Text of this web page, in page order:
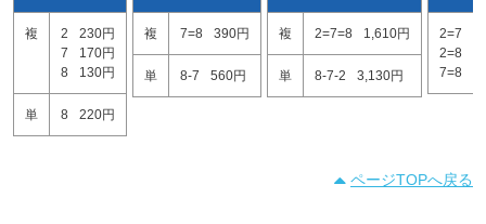
複 2
230円
7
170円
8
130円
単 8 220円
複 7=8 390円
単 8-7 560円
複 2=7=8 1,610円
単 8-7-2 3,130円
2=7
2=8
7=8
ページTOPへ戻る